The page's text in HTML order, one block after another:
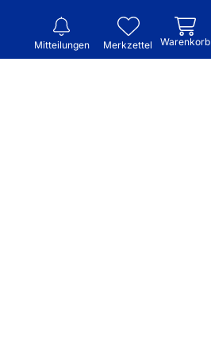
Mitteilungen Merkzettel Warenkorb